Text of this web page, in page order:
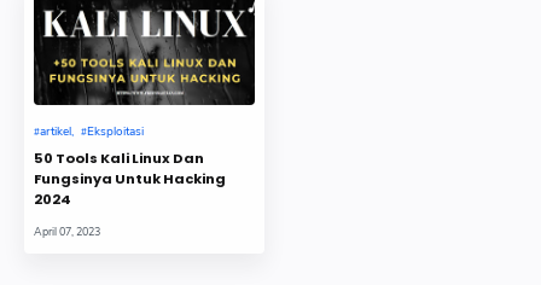
artikel Eksploitasi
50 Tools Kali Linux Dan
Fungsinya Untuk Hacking
2024
April 07, 2023